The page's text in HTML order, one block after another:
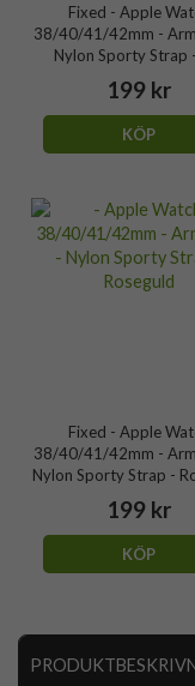
Fixed - Apple
38/40/41/42mm -
Nylon Sporty Strap
199 kr
KÖP
Fixed - Apple
38/40/41/42mm -
Nylon Sporty Strap -
199 kr
KÖP